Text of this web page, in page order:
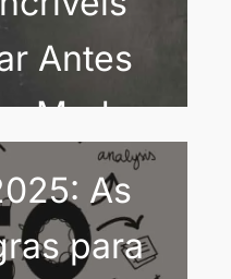
Antes
Moda
As
para